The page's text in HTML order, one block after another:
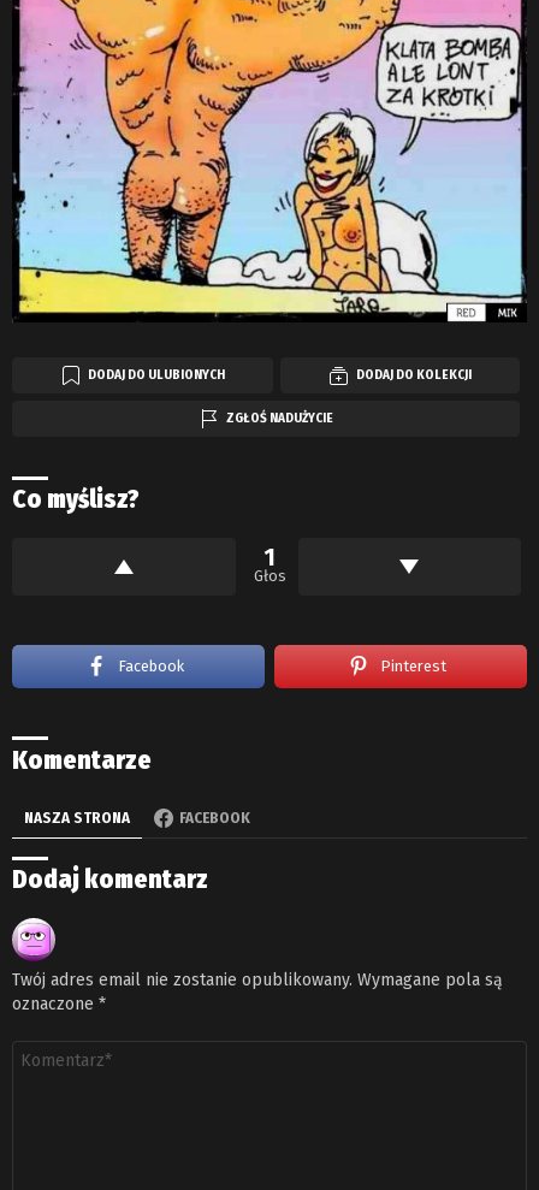
DODAJ DO ULUBIONYCH DODAJ DO KOLEKCJI
ZGŁOŚ NADUŻYCIE
Co myślisz?
1
Głos
Facebook Pinterest
Komentarze
NASZA STRONA FACEBOOK
Dodaj komentarz
Twój adres email nie zostanie opublikowany. Wymagane pola są
oznaczone *